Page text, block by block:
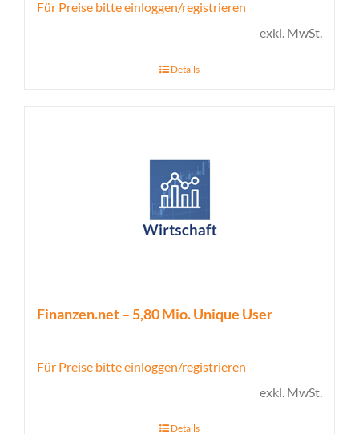
Für Preise bitte einloggen/registrieren
exkl. MwSt.
Details
Finanzen.net – 5,80 Mio. Unique User
Für Preise bitte einloggen/registrieren
exkl. MwSt.
Details